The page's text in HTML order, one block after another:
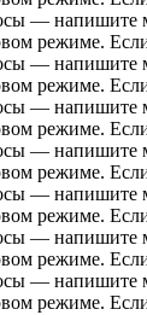
— напишите
режиме.
— напишите
режиме.
— напишите
режиме.
— напишите
режиме.
— напишите
режиме.
— напишите
режиме.
— напишите
режиме.